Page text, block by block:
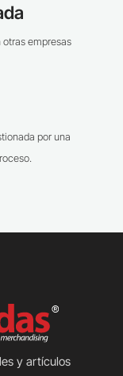
empresas
por una
y artículos